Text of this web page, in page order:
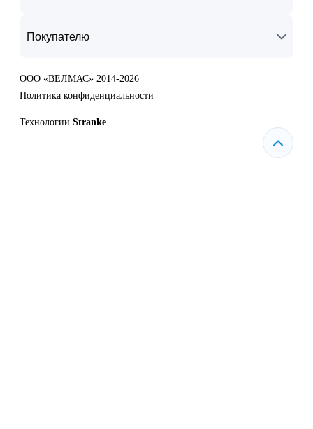
Покупателю
ООО «ВЕЛМАС» 2014-2026
Политика конфиденциальности
Технологии Stranke